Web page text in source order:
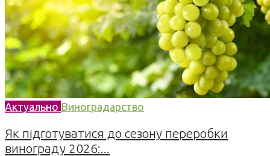
Актуально Виноградарство
Як підготуватися до сезону переробки
винограду 2026:...